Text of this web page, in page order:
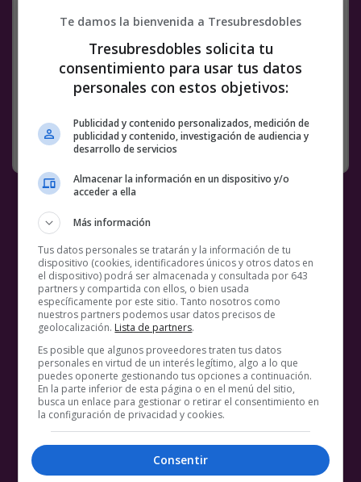
Facebook
Twitter
WhatsApp
Gmail
Meneame
Copy
Link
BS18 MEMES PÁJAROS RED BULL
COMENTARIOS
SIN CATEGORÍA 9 DICIEMBRE, 2020
Te damos la bienvenida a Tresubresdobles
Tresubresdobles solicita tu
consentimiento para usar tus datos
personales con estos objetivos:
Publicidad y contenido personalizados, medición de
publicidad y contenido, investigación de audiencia y
desarrollo de servicios
Almacenar la información en un dispositivo y/o
acceder a ella
Más información
Tus datos personales se tratarán y la información de tu
dispositivo (cookies, identificadores únicos y otros datos en
el dispositivo) podrá ser almacenada y consultada por 643
partners y compartida con ellos, o bien usada
específicamente por este sitio. Tanto nosotros como
nuestros partners podemos usar datos precisos de
geolocalización. Lista de partners.
Es posible que algunos proveedores traten tus datos
personales en virtud de un interés legítimo, algo a lo que
puedes oponerte gestionando tus opciones a continuación.
En la parte inferior de esta página o en el menú del sitio,
busca un enlace para gestionar o retirar el consentimiento en
la configuración de privacidad y cookies.
Consentir